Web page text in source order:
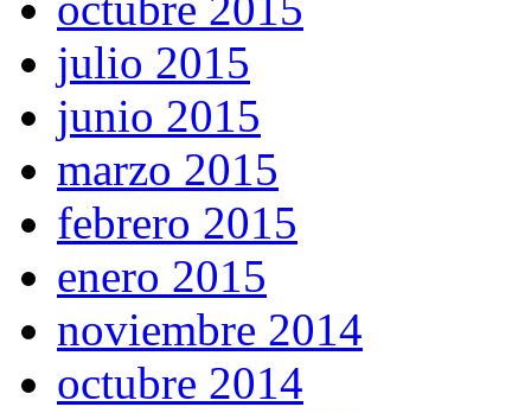
julio 2015
junio 2015
marzo 2015
febrero 2015
enero 2015
noviembre 2014
octubre 2014